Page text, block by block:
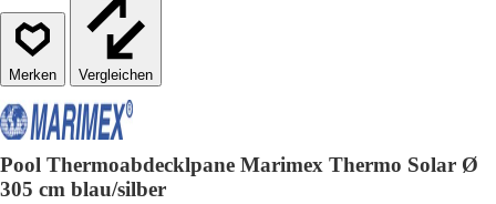
Vergleichen
Pool Thermoabdecklpane Marimex Thermo Solar Ø
305 cm blau/silber